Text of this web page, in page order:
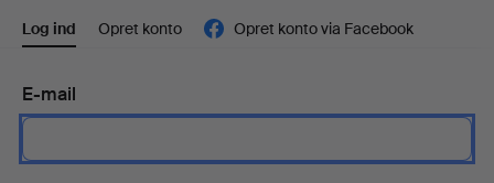
Log ind Opret konto Opret konto via Facebook
E-mail